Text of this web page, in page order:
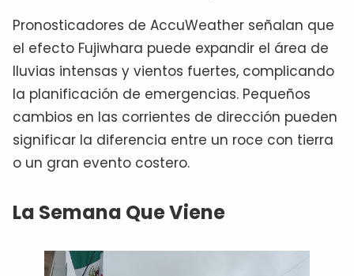
Pronosticadores de AccuWeather señalan que
el efecto Fujiwhara puede expandir el área de
lluvias intensas y vientos fuertes, complicando
la planificación de emergencias. Pequeños
cambios en las corrientes de dirección pueden
significar la diferencia entre un roce con tierra
o un gran evento costero.
La Semana Que Viene